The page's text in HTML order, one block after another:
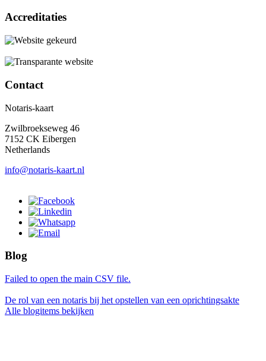
Accreditaties
Contact
Notaris-kaart
Zwilbroekseweg 46
7152 CK Eibergen
Netherlands
info@notaris-kaart.nl
Blog
Failed to open the main CSV file.
De rol van een notaris bij het opstellen van een oprichtingsakte
Alle blogitems bekijken